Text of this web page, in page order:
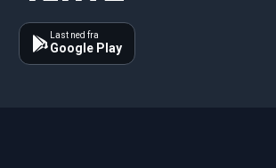
Last ned fra
Google Play